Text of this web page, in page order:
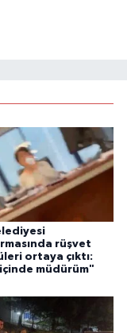
rüşvet
ortaya çıktı:
müdürüm"